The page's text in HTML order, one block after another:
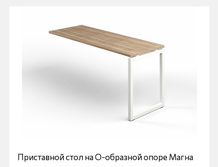
Приставной стол на О-образной опоре Магна